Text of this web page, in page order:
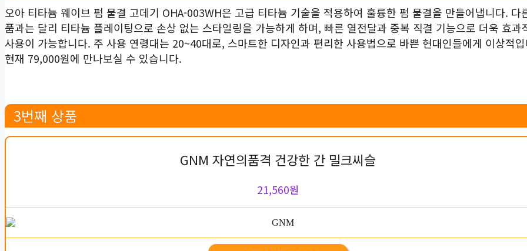
오아 티타늄 웨이브 펌 물결 고데기 OHA-003WH은 고급 티타늄 기술을 적용하여 훌륭한 펌 물결을 만들어냅니다. 다
품과는 달리 티타늄 플레이팅으로 손상 없는 스타일링을 가능하게 하며, 빠른 열전달과 중복 직결 기능으로 더욱 효과
사용이 가능합니다. 주 사용 연령대는 20~40대로, 스마트한 디자인과 편리한 사용법으로 바쁜 현대인들에게 이상적
현재 79,000원에 만나보실 수 있습니다.
3번째 상품
GNM 자연의품격 건강한 간 밀크씨슬
21,560원